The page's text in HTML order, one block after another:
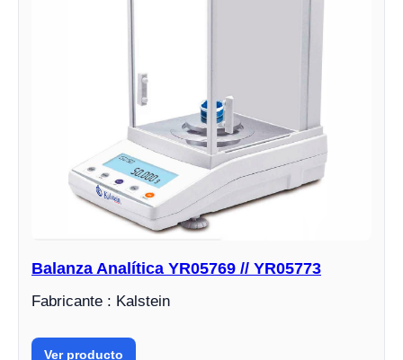
Balanza Analítica YR05769 // YR05773
Fabricante : Kalstein
Ver producto